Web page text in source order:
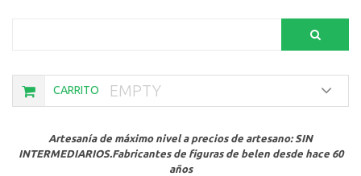
CARRITO EMPTY
Artesanía de máximo nivel a precios de artesano: SIN
INTERMEDIARIOS.Fabricantes de figuras de belen desde hace 60
años